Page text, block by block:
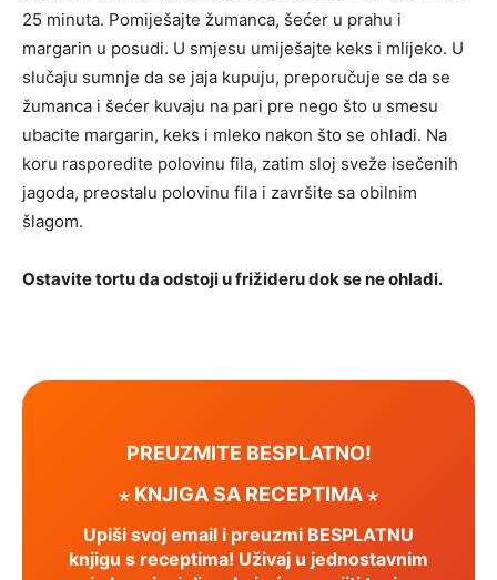
25 minuta. Pomiješajte žumanca, šećer u prahu i
margarin u posudi. U smjesu umiješajte keks i mlijeko. U
slučaju sumnje da se jaja kupuju, preporučuje se da se
žumanca i šećer kuvaju na pari pre nego što u smesu
ubacite margarin, keks i mleko nakon što se ohladi. Na
koru rasporedite polovinu fila, zatim sloj sveže isečenih
jagoda, preostalu polovinu fila i završite sa obilnim
šlagom.
Ostavite tortu da odstoji u frižideru dok se ne ohladi.
PREUZMITE BESPLATNO!
⋆ KNJIGA SA RECEPTIMA ⋆
Upiši svoj email i preuzmi BESPLATNU
knjigu s receptima! Uživaj u jednostavnim